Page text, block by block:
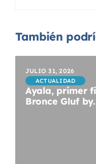
También
JULIO 31, 2026
ACTUALIDAD
Ayala, primer
Bronce Gluf